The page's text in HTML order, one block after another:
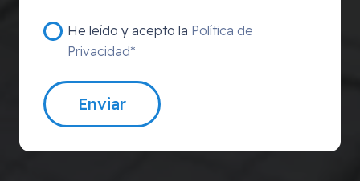
He leído y acepto la Política de
Privacidad*